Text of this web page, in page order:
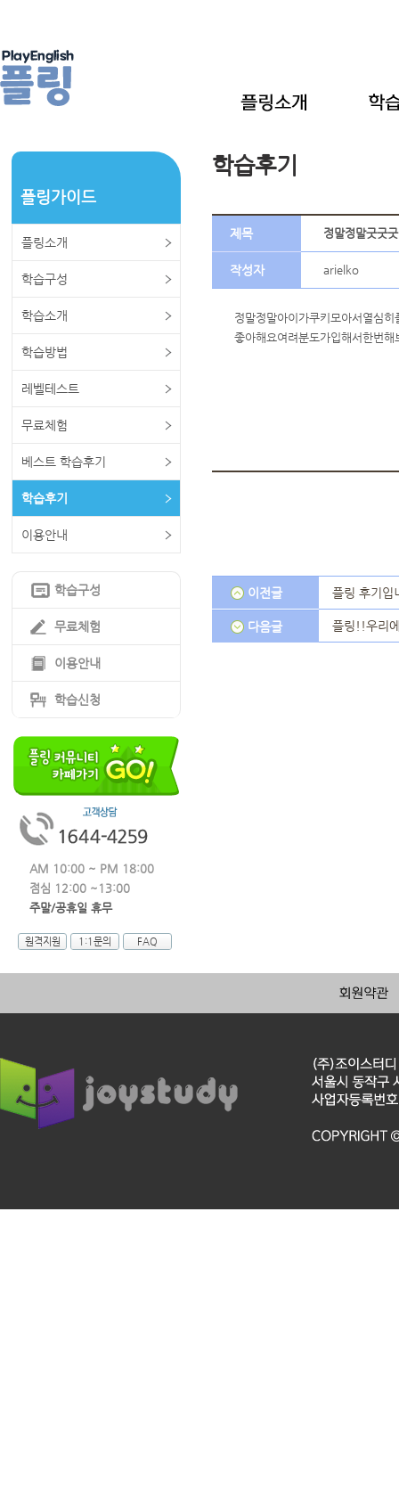
플링가이드
플링소개
학습구성
학습소개
학습방법
레벨테스트
무료체험
베스트 학습후기
학습후기
이용안내
학습구성
무료체험
이용안내
학습신청
AM 10:00 ~ PM 18:00
점심 12:00 ~13:00
주말/공휴일 휴무
원격지원 1:1문의 FAQ
학습후기
제목 정말정말굿굿굿
작성자 arielko
정말정말아이가쿠키모아서열심
좋아해요여려분도가입해서한번
이전글 플링 후기입
다음글 플링!!우리